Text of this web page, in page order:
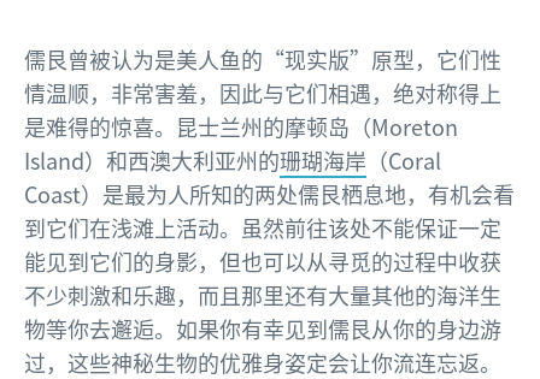
儒艮曾被认为是美人鱼的“现实版”原型，它们性
情温顺，非常害羞，因此与它们相遇，绝对称得上
是难得的惊喜。昆士兰州的摩顿岛（Moreton
Island）和西澳大利亚州的珊瑚海岸 （Coral
Coast）是最为人所知的两处儒艮栖息地，有机会看
到它们在浅滩上活动。虽然前往该处不能保证一定
能见到它们的身影，但也可以从寻觅的过程中收获
不少刺激和乐趣，而且那里还有大量其他的海洋生
物等你去邂逅。如果你有幸见到儒艮从你的身边游
过，这些神秘生物的优雅身姿定会让你流连忘返。